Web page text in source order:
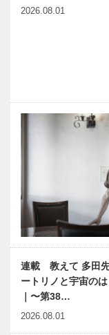
2026.08.01
連載 教えて 多田
ートリノと宇宙のは
｜〜第38…
2026.08.01